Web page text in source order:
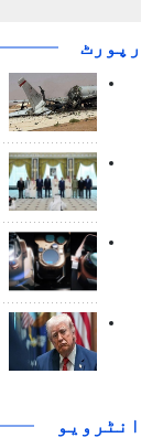
رپورٹ
انٹرويو